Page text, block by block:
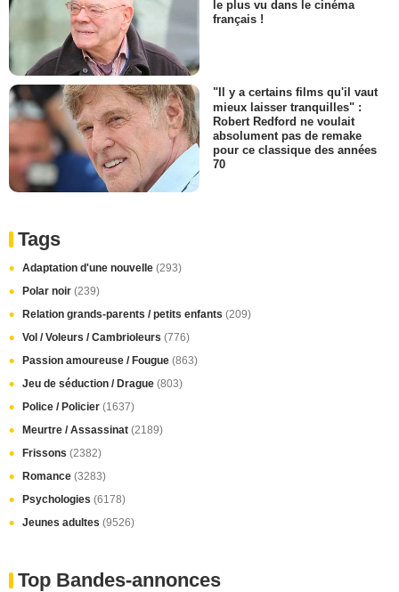
le plus vu dans le cinéma
français !
"Il y a certains films qu'il vaut
mieux laisser tranquilles" :
Robert Redford ne voulait
absolument pas de remake
pour ce classique des années
70
Tags
Adaptation d'une nouvelle (293)
Polar noir (239)
Relation grands-parents / petits enfants (209)
Vol / Voleurs / Cambrioleurs (776)
Passion amoureuse / Fougue (863)
Jeu de séduction / Drague (803)
Police / Policier (1637)
Meurtre / Assassinat (2189)
Frissons (2382)
Romance (3283)
Psychologies (6178)
Jeunes adultes (9526)
Top Bandes-annonces